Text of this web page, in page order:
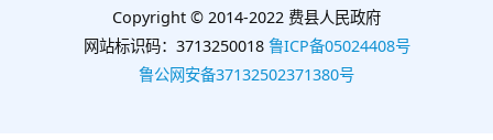
Copyright © 2014-2022 费县人民政府
网站标识码：3713250018 鲁ICP备05024408号
鲁公网安备37132502371380号